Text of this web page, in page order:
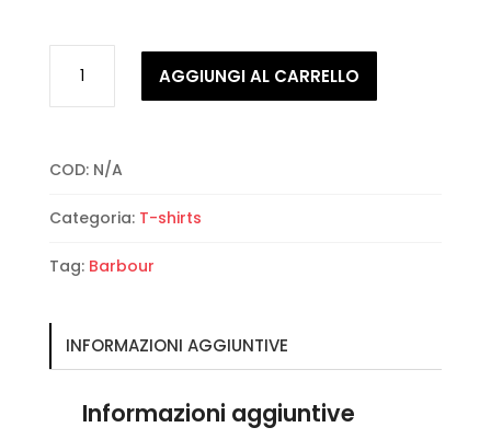
Boughs
quantità
AGGIUNGI AL CARRELLO
COD: N/A
Categoria: T-shirts
Tag: Barbour
INFORMAZIONI AGGIUNTIVE
Informazioni aggiuntive